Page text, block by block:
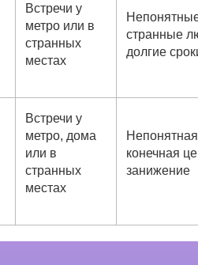
Встречи у
метро или в
странных
местах
странные
долгие
Встречи у
метро, дома
или в
странных
местах
Непонятная
конечная
занижение